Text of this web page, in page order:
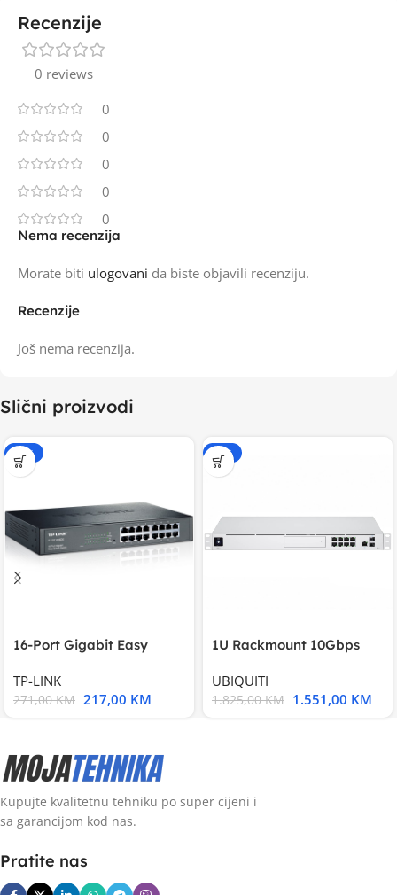
Recenzije
0 reviews
0
0
0
0
0
Recenzije
Još nema recenzija.
Nema recenzija
Morate biti ulogovani da biste objavili recenziju.
Slični proizvodi
-20%
16-Port Gigabit Easy
TP-LINK
271,00KM 217,00 KM
-15%
1U Rackmount 10Gbps
UBIQUITI
1.825,00KM 1.551,00 KM
Kupujte kvalitetnu tehniku po super cijeni i
sa garancijom kod nas.
Pratite nas